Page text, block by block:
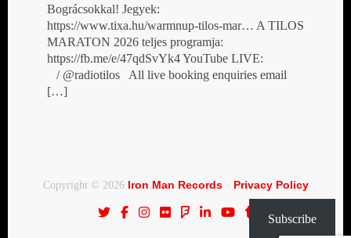
Bográcsokkal! Jegyek:
https://www.tixa.hu/warmnup-tilos-mar… A TILOS
MARATON 2026 teljes programja:
https://fb.me/e/47qdSvYk4 YouTube LIVE:
/ @radiotilos All live booking enquiries email
[…]
Copyright © 2026 Iron Man Records· Privacy Policy
Subscribe